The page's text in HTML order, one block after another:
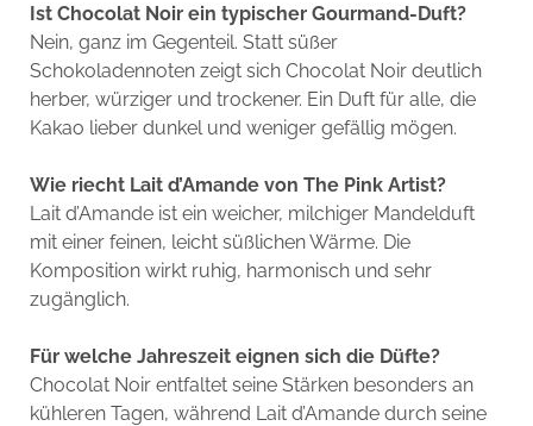
Ist Chocolat Noir ein typischer Gourmand-Duft?
Nein, ganz im Gegenteil. Statt süßer
Schokoladennoten zeigt sich Chocolat Noir deutlich
herber, würziger und trockener. Ein Duft für alle, die
Kakao lieber dunkel und weniger gefällig mögen.
Wie riecht Lait d’Amande von The Pink Artist?
Lait d’Amande ist ein weicher, milchiger Mandelduft
mit einer feinen, leicht süßlichen Wärme. Die
Komposition wirkt ruhig, harmonisch und sehr
zugänglich.
Für welche Jahreszeit eignen sich die Düfte?
Chocolat Noir entfaltet seine Stärken besonders an
kühleren Tagen, während Lait d’Amande durch seine